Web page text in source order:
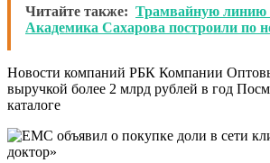
Читайте также: Трамвайную линию
Академика Сахарова построили по
Новости компаний РБК Компании
выручкой более 2 млрд рублей в год
каталоге